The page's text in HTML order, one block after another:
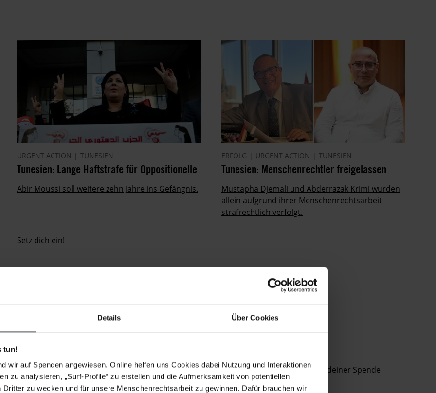
Details Über Cookies
tun!
wir auf Spenden angewiesen. Online helfen uns Cookies dabei Nutzung und Interaktionen
zu analysieren, „Surf-Profile“ zu erstellen und die Aufmerksamkeit von potentiellen
Dritter zu wecken und für unsere Menschenrechtsarbeit zu gewinnen. Dafür brauchen wir
URGENT ACTION TUNESIEN
Tunesien: Lange Haftstrafe für Oppositionelle
Abir Moussi soll weitere zehn Jahre ins Gefängnis.
Setz dich ein!
ERFOLG URGENT ACTION TUNESIEN
Tunesien: Menschenrechtler freigelassen
Mustapha Djemali und Abderrazak Krimi wurden
allein aufgrund ihrer Menschenrechtsarbeit
strafrechtlich verfolgt.
Page
5 Page
6 Page
7 Page
8 Page
9 …
Nächste
Seite
Weiter
Letzte
Letzte
für die Menschenrechte Unterstütze Amnesty, indem du an Petitionen teilnimmst, mit deiner Spende
langfristig an unserer Seite stehst.